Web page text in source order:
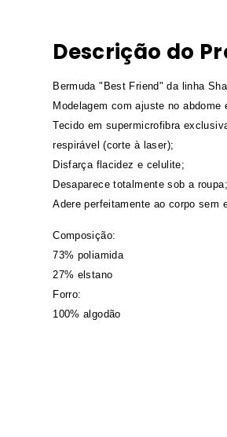
Descrição do
Bermuda "Best Friend" da linha
Modelagem com ajuste no
Tecido em supermicrofibra
respirável (corte à laser);
Disfarça flacidez e celulite;
Desaparece totalmente sob a roupa;
Adere perfeitamente ao corpo sem
Composição:
73% poliamida
27% elstano
Forro:
100% algodão